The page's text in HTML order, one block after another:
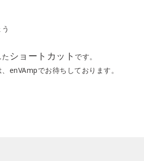
ショートカット です。
enVAmpでお待ちしております。